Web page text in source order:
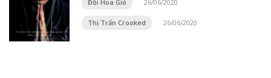
Đồi Hoa Gió 26/06/2020
Thị Trấn Crooked 26/06/2020